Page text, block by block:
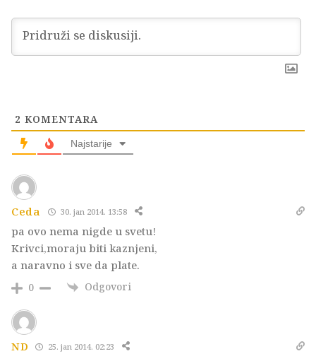
2 KOMENTARA
Najstarije
Ceda 30. jan 2014. 13:58
pa ovo nema nigde u svetu!
Krivci,moraju biti kaznjeni,
a naravno i sve da plate.
0 Odgovori
ND 25. jan 2014. 02:23